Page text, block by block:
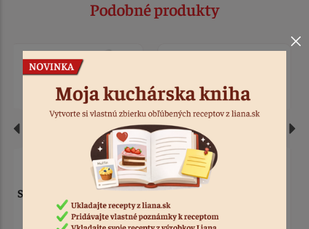
Podobné produkty
Silikomart silikonová
stierka 24,5cm
Stierka na krém hladké